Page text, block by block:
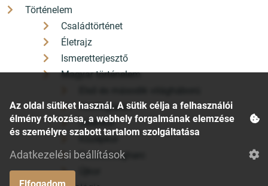
Történelem
Családtörténet
Életrajz
Ismeretterjesztő
Magyar történelem
Honfoglalás
Jelenkor
Középkor
Szabadságharc
Az oldal sütiket használ. A sütik célja a felhasználói
élmény fokozása, a webhely forgalmának elemzése
és személyre szabott tartalom szolgáltatása
Adatkezelési beállítások